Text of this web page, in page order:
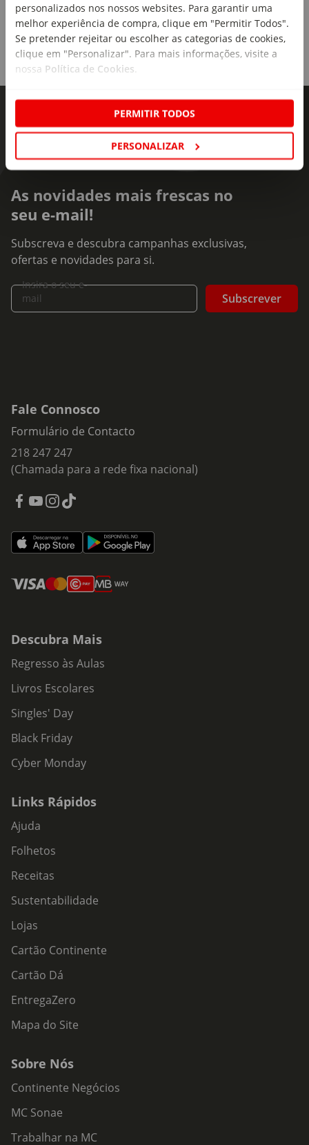
personalizados nos nossos websites. Para garantir uma
melhor experiência de compra, clique em "Permitir Todos".
Se pretender rejeitar ou escolher as categorias de cookies,
clique em "Personalizar". Para mais informações, visite a
nossa Política de Cookies
PERMITIR TODOS
PERSONALIZAR
As novidades mais frescas no
seu e-mail!
Subscreva e descubra campanhas exclusivas,
ofertas e novidades para si.
Insira o seu e-
mail
Subscrever
Fale Connosco
Formulário de Contacto
218 247 247
(Chamada para a rede fixa nacional)
Descubra Mais
Regresso às Aulas
Livros Escolares
Singles' Day
Black Friday
Cyber Monday
Links Rápidos
Ajuda
Folhetos
Receitas
Sustentabilidade
Lojas
Cartão Continente
Cartão Dá
EntregaZero
Mapa do Site
Sobre Nós
Continente Negócios
MC Sonae
Trabalhar na MC